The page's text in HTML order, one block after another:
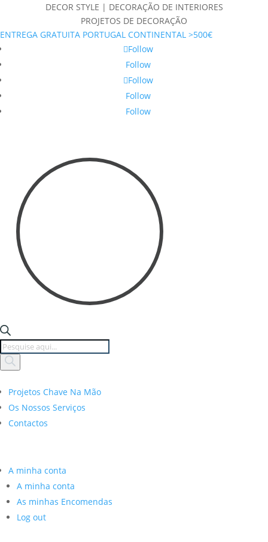
DECOR STYLE | DECORAÇÃO DE INTERIORES
PROJETOS DE DECORAÇÃO
ENTREGA GRATUITA PORTUGAL CONTINENTAL >500€
Follow
Follow
Follow
Follow
Follow
Products
search
Projetos Chave Na Mão
Os Nossos Serviços
Contactos
A minha conta
A minha conta
As minhas Encomendas
Log out